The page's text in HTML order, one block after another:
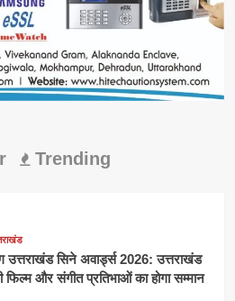
Trending
उत्तराखंड सिने अवार्ड्स 2026: उत्तराखंड
फिल्म और संगीत प्रतिभाओं का होगा सम्मान